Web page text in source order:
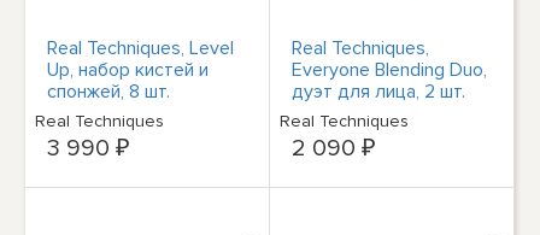
Real Techniques, Level
Up, набор кистей и
спонжей, 8 шт.
Real Techniques
3 990 ₽
Real Techniques,
Everyone Blending Duo,
дуэт для лица, 2 шт.
Real Techniques
2 090 ₽